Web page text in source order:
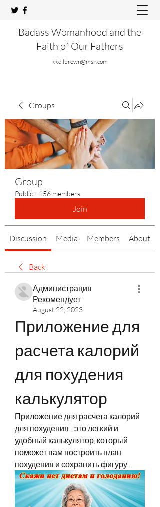
Badass Womanhood and the
Faith of Our Fathers
kkeilbrown@msn.com
Groups
Group
Public · 156 members
Join
Discussion Media Members About
Back
Администрация
Рекомендует
August 22, 2023
Приложение для
расчета калорий
для похудения
калькулятор
Приложение для расчета калорий
для похудения - это легкий и
удобный калькулятор, который
поможет вам построить план
похудения и сохранить фигуру.